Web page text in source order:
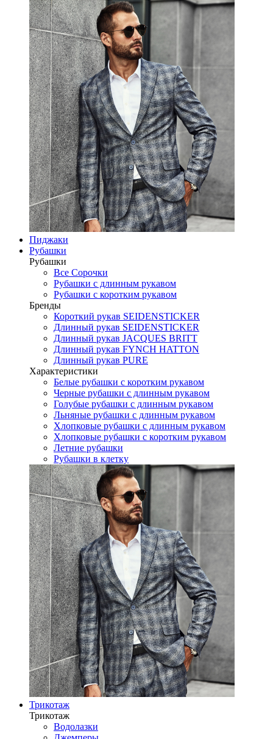
Пиджаки
Рубашки
Рубашки
Все Сорочки
Рубашки с длинным рукавом
Рубашки с коротким рукавом
Бренды
Короткий рукав SEIDENSTICKER
Длинный рукав SEIDENSTICKER
Длинный рукав JAСQUES BRITT
Длинный рукав FYNCH HATTON
Длинный рукав PURE
Характеристики
Белые рубашки с коротким рукавом
Черные рубашки с длинным рукавом
Голубые рубашки с длинным рукавом
Льняные рубашки с длинным рукавом
Хлопковые рубашки с длинным рукавом
Хлопковые рубашки с коротким рукавом
Летние рубашки
Рубашки в клетку
Трикотаж
Трикотаж
Водолазки